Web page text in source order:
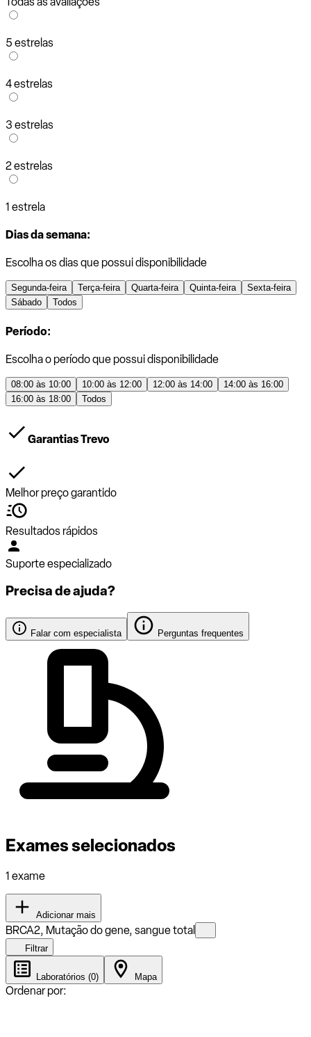
5 estrelas
4 estrelas
3 estrelas
2 estrelas
1 estrela
Dias da semana:
Escolha os dias que possui disponibilidade
Segunda-feira Terça-feira Quarta-feira Quinta-feira
Sexta-feira
Sábado
Todos
Período:
Escolha o período que possui disponibilidade
08:00 às 10:00 10:00 às 12:00 12:00 às 14:00
14:00 às 16:00
16:00 às 18:00
Todos
Garantias Trevo
Melhor preço garantido
Resultados rápidos
Suporte especializado
Precisa de ajuda?
Falar com especialista Perguntas frequentes
Exames selecionados
1 exame
Adicionar mais
BRCA2, Mutação do gene, sangue total
Filtrar
Laboratórios (0) Mapa
Ordenar por: